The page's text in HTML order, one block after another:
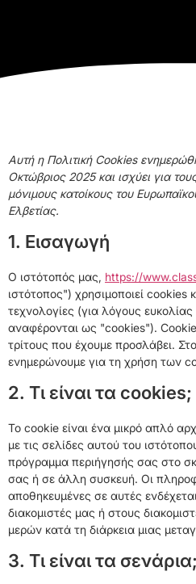
Αυτή η Πολιτική Cookies
Οκτώβριος 2025 και ισχύει για
μόνιμους κατοίκους του
Ελβετίας.
1. Εισαγωγή
Ο ιστότοπός μας, https://
ιστότοπος") χρησιμοποιεί cookies
τεχνολογίες (για λόγους ευκολίας
αναφέρονται ως "cookies").
τρίτους που έχουμε προσλάβει.
ενημερώνουμε για τη χρήση των
2. Τι είναι τα cookies;
Το cookie είναι ένα μικρό απλό
με τις σελίδες αυτού του
πρόγραμμα περιήγησής σας στο
σας ή σε άλλη συσκευή. Οι
αποθηκευμένες σε αυτές
διακομιστές μας ή στους
μερών κατά τη διάρκεια μιας
3. Τι είναι τα σενάρια;